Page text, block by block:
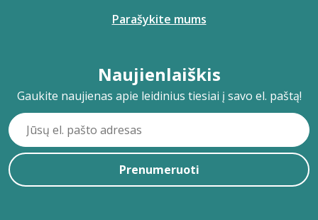
Parašykite mums
Naujienlaiškis
Gaukite naujienas apie leidinius tiesiai į savo el. paštą!
Prenumeruoti